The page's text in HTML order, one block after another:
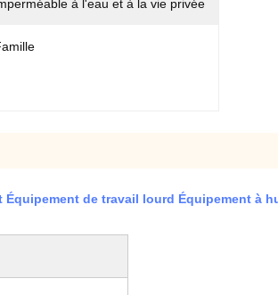
à l'eau et à la vie privée
de travail lourd Équipement à